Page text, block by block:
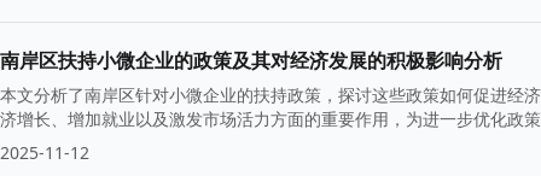
南岸区扶持小微企业的政策及其对经济发展的积极影响分析
本文分析了南岸区针对小微企业的扶持政策，探讨这些政策如何促进经
济增长、增加就业以及激发市场活力方面的重要作用，为进一步优化政
2025-11-12